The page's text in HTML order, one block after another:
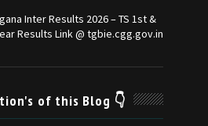
Inter Results 2026 – TS 1st &
Results Link @ tgbie.cgg.gov.in
of this Blog 👇